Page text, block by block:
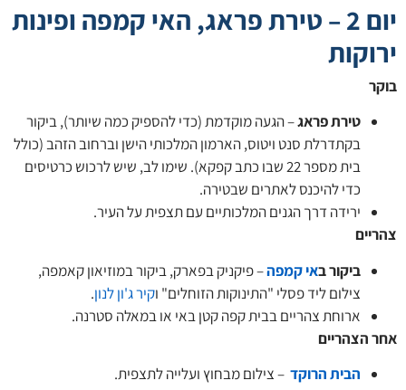
יום 2 – טירת פראג, האי קמפה ופינות
טירת פראג– הגעה מוקדמת (כדי להספיק כמה שיותר), ביקור
בקתדרלת סנט ויטוס, הארמון המלכותי הישן וברחוב הזהב (כולל
בית מספר 22 שבו כתב קפקא). שימו לב, שיש לרכוש כרטיסים
כדי להיכנס לאתרים שבטירה.
ירידה דרך הגנים המלכותיים עם תצפית על העיר.
ביקור באי קמפה– פיקניק בפארק, ביקור במוזיאון קאמפה,
צילום ליד פסלי "התינוקות הזוחלים" וקיר ג'ון לנון.
ארוחת צהריים בבית קפה קטן באי או במאלה סטרנה.
הצהריים
הבית הרוקד– צילום מבחוץ ועלייה לתצפית.